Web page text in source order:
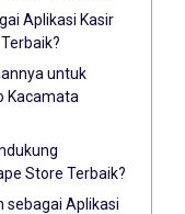
Aplikasi Kasir
untuk
Kacamata
Store Terbaik?
sebagai Aplikasi